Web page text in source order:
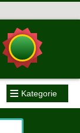
≡ Kategorie